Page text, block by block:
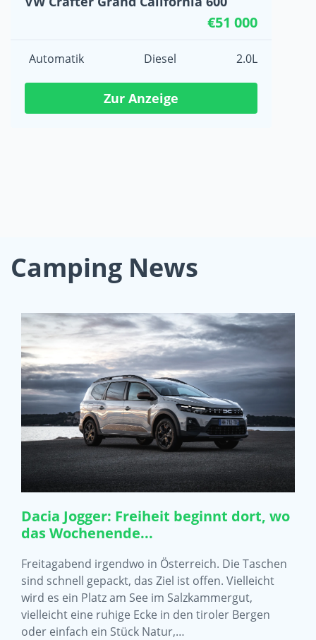
€51 000
Automatik Diesel 2.0L
Zur Anzeige
Camping News
Dacia Jogger: Freiheit beginnt dort, wo
das Wochenende...
Freitagabend irgendwo in Österreich. Die Taschen
sind schnell gepackt, das Ziel ist offen. Vielleicht
wird es ein Platz am See im Salzkammergut,
vielleicht eine ruhige Ecke in den tiroler Bergen
oder einfach ein Stück Natur,…